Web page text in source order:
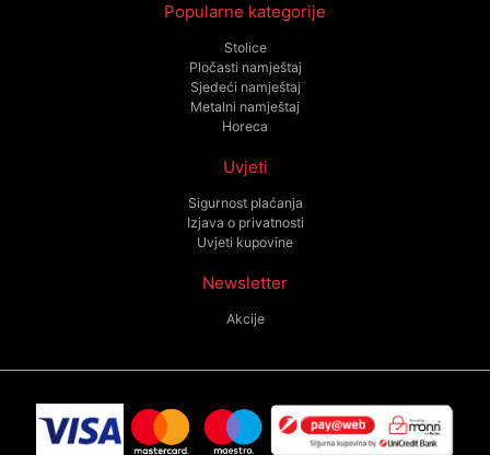
Popularne kategorije
Stolice
Pločasti namještaj
Sjedeći namještaj
Metalni namještaj
Horeca
Uvjeti
Sigurnost plaćanja
Izjava o privatnosti
Uvjeti kupovine
Newsletter
Akcije